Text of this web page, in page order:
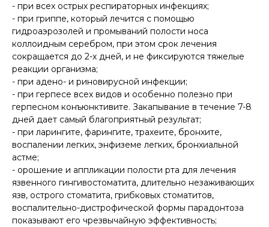
- при всех острых респираторных инфекциях;
- при гриппе, который лечится с помощью
гидроаэрозолей и промываний полости носа
коллоидным серебром, при этом срок лечения
сокращается до 2-х дней, и не фиксируются тяжелые
реакции организма;
- при адено- и риновирусной инфекции;
- при герпесе всех видов и особенно полезно при
герпесном конъюнктивите. Закапывание в течение 7-8
дней дает самый благоприятный результат;
- при ларингите, фарингите, трахеите, бронхите,
воспалении легких, энфиземе легких, бронхиальной
астме;
- орошение и аппликации полости рта для лечения
язвенного гингивостоматита, длительно незаживающих
язв, острого стоматита, грибковых стоматитов,
воспалительно-дистрофической формы парадонтоза
показывают его чрезвычайную эффективность;